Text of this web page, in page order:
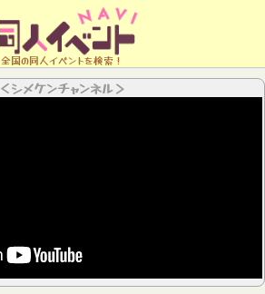
全国の同人イベントを検索！
＜シメケンチャンネル＞